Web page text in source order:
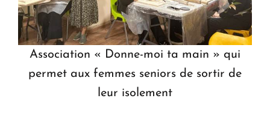
​Association « Donne-moi ta main » qui
permet aux femmes seniors de sortir de
leur isolement